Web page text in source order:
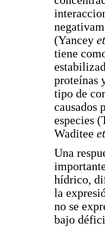
(Yancey
tiene
proteínas
tipo de
causados
especies
Waditee
Una
hídrico,
la
no se
bajo